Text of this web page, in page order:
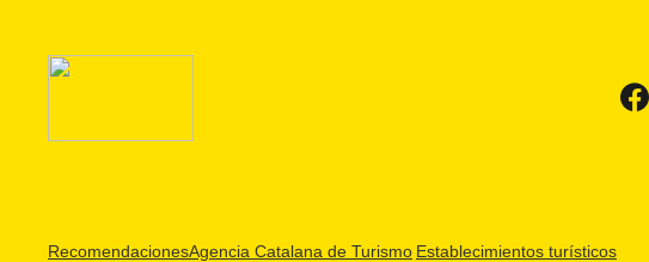
RecomendacionesAgencia Catalana de Turismo Establecimientos turísticos